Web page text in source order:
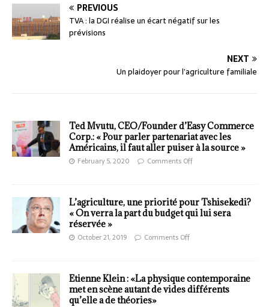
PREVIOUS
TVA : la DGI réalise un écart négatif sur les
prévisions
NEXT
Un plaidoyer pour l’agriculture familiale
Ted Mvutu, CEO/Founder d’Easy Commerce
Corp.: « Pour parler partenariat avec les
Américains, il faut aller puiser à la source »
February 5, 2020 Comments Off
L’agriculture, une priorité pour Tshisekedi?
« On verra la part du budget qui lui sera
réservée »
October 21, 2019 Comments Off
Etienne Klein : «La physique contemporaine
met en scène autant de vides différents
qu’elle a de théories»